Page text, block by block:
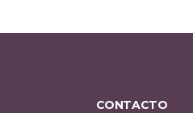
CONTACTO